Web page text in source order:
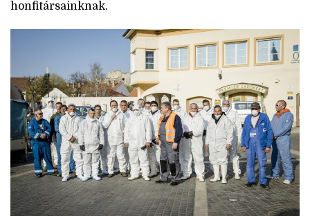
honfitársainknak.